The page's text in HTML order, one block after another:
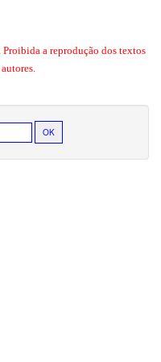
a reprodução dos textos